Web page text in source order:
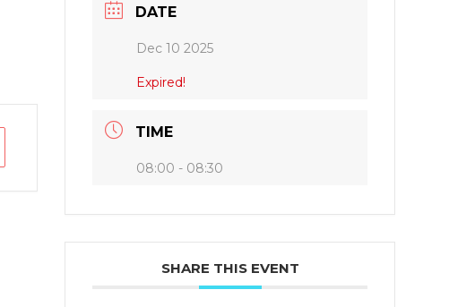
DATE
Dec 10 2025
Expired!
TIME
08:00 - 08:30
SHARE THIS EVENT